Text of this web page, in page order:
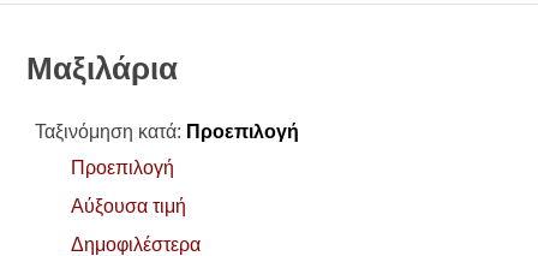
Μαξιλάρια
Ταξινόμηση κατά: Προεπιλογή
Προεπιλογή
Αύξουσα τιμή
Δημοφιλέστερα